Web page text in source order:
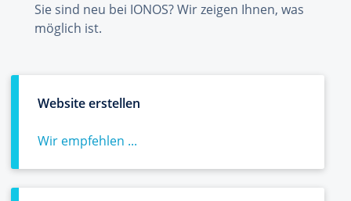
Sie sind neu bei IONOS? Wir zeigen Ihnen, was
möglich ist.
Website erstellen
Wir empfehlen ...